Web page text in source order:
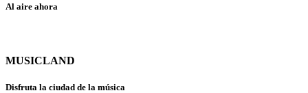
Al aire ahora
MUSICLAND
Disfruta la ciudad de la música